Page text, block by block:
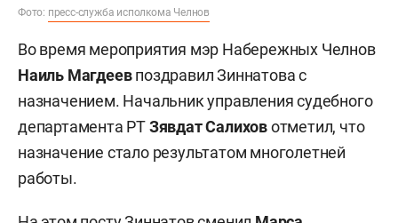
Фото: пресс-служба исполкома Челнов
Во время мероприятия мэр Набережных Челнов
Наиль Магдеевпоздравил Зиннатова с
назначением. Начальник управления судебного
департамента РТЗявдат Салиховотметил, что
назначение стало результатом многолетней
работы.